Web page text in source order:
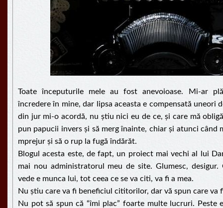
Toate începuturile mele au fost anevoioase. Mi-ar
încredere în mine, dar lipsa aceasta e compensată uneori
din jur mi-o acordă, nu știu nici eu de ce, și care mă
pun papucii invers și să merg înainte, chiar și atunci când
mprejur și să o rup la fugă îndărăt.
Blogul acesta este, de fapt, un proiect mai vechi al lui
mai nou administratorul meu de site. Glumesc,
vede e munca lui, tot ceea ce se va citi, va fi a mea.
Nu știu care va fi beneficiul cititorilor, dar vă spun care va
Nu pot să spun că “îmi plac” foarte multe lucruri. Peste